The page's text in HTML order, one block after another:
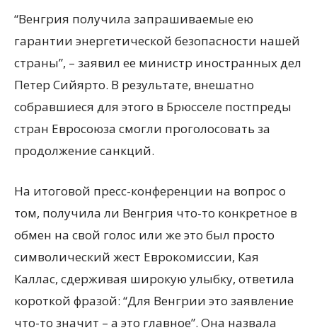
“Венгрия получила запрашиваемые ею
гарантии энергетической безопасности нашей
страны”, – заявил ее министр иностранных дел
Петер Сийярто. В результате, внешатно
собравшиеся для этого в Брюсселе постпреды
стран Евросоюза смогли проголосовать за
продолжение санкций.
На итоговой пресс-конференции на вопрос о
том, получила ли Венгрия что-то конкретное в
обмен на свой голос или же это был просто
символический жест Еврокомиссии, Кая
Каллас, сдерживая широкую улыбку, ответила
короткой фразой: “Для Венгрии это заявление
что-то значит – а это главное”. Она назвала